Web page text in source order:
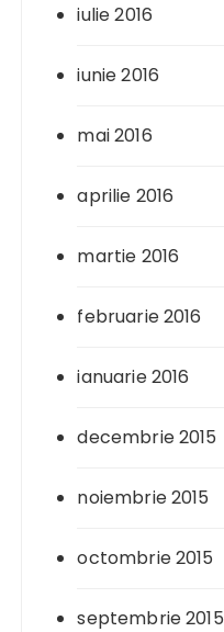
iulie 2016
iunie 2016
mai 2016
aprilie 2016
martie 2016
februarie 2016
ianuarie 2016
decembrie 2015
noiembrie 2015
octombrie 2015
septembrie 2015